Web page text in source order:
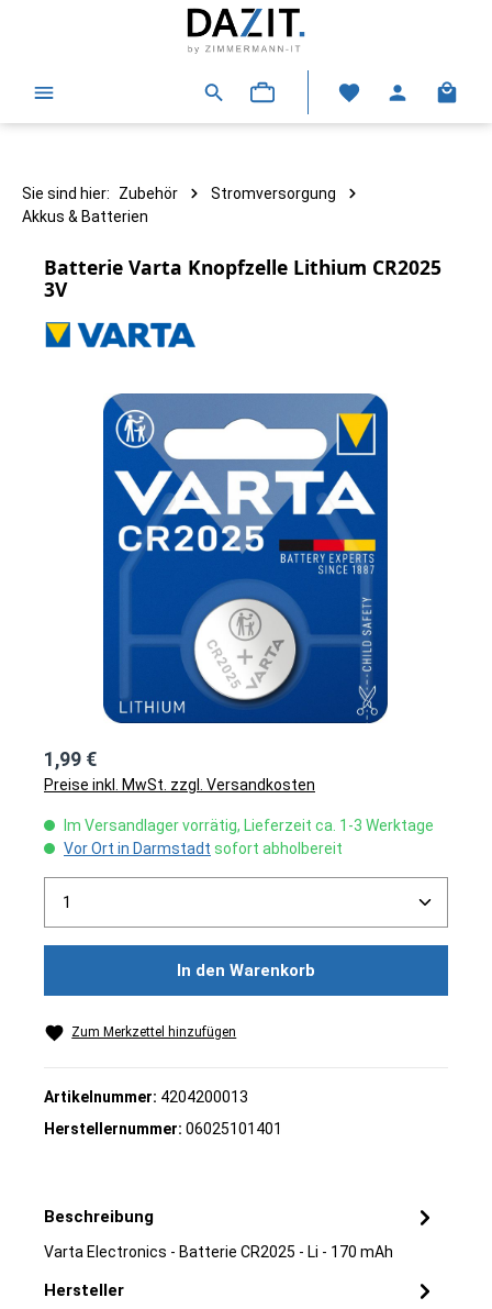
Sie sind hier: Zubehör
Stromversorgung
Akkus & Batterien
Batterie Varta Knopfzelle Lithium CR2025
3V
Bildergalerie überspringen
1,99 €
Preise inkl. MwSt. zzgl. Versandkosten
Im Versandlager vorrätig, Lieferzeit ca. 1-3 Werktage
Vor Ort in Darmstadt sofort abholbereit
Produkt Anzahl: Gib den gewünschten Wert ein
In den Warenkorb
Zum Merkzettel hinzufügen
Artikelnummer: 4204200013
Herstellernummer: 06025101401
Beschreibung
Varta Electronics - Batterie CR2025 - Li - 170 mAh
Hersteller